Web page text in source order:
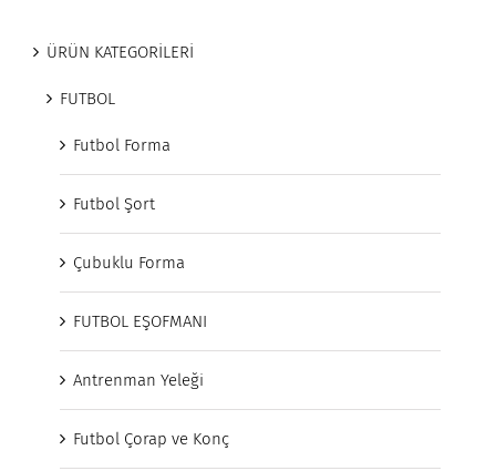
ÜRÜN KATEGORİLERİ
FUTBOL
Futbol Forma
Futbol Şort
Çubuklu Forma
FUTBOL EŞOFMANI
Antrenman Yeleği
Futbol Çorap ve Konç